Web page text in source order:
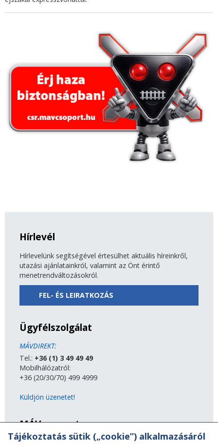
Hírlevél
Hírlevelünk segítségével értesülhet aktuális híreinkről,
utazási ajánlatainkról, valamint az Önt érintő
menetrendváltozásokról.
FEL- ÉS LEIRATKOZÁS
Ügyfélszolgálat
MÁVDIREKT:
Tel.: +36 (1) 3 49 49 49
Mobilhálózatról:
+36 (20/30/70) 499 4999
Küldjön üzenetet!
MÁV-csoport
Tájékoztatás sütik („cookie”) alkalmazásáról